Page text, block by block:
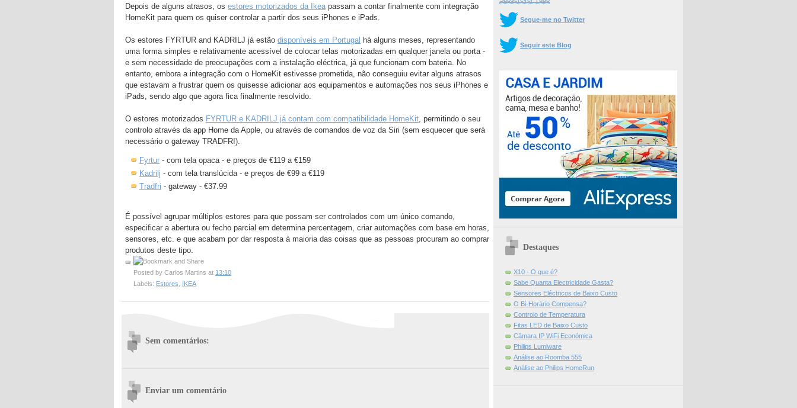
Depois de alguns atrasos, os estores motorizados da Ikeapassam a contar finalmente com integração
HomeKit para quem os quiser controlar a partir dos seus iPhones e iPads.
Os estores FYRTUR and KADRILJ já estão disponíveis em Portugal há alguns meses, representando
uma forma simples e relativamente acessível de colocar telas motorizadas em qualquer janela ou porta -
e sem necessidade de preocupações com a instalação eléctrica, já que funcionam com bateria. No
entanto, embora a integração com o HomeKit estivesse prometida, não conseguiu evitar alguns atrasos
que estavam a frustrar quem os quisesse adicionar aos equipamentos e automações nos seus iPhones e
iPads, sendo algo que agora fica finalmente resolvido.
O estores motorizados FYRTUR e KADRILJ já contam com compatibilidade HomeKit, permitindo o seu
controlo através da app Home da Apple, ou através de comandos de voz da Siri (sem esquecer que será
necessário o gateway TRADFRI).
Fyrtur - com tela opaca - e preços de €119 a €159
Kadrilj - com tela translúcida - e preços de €99 a €119
Tradfri - gateway - €37.99
É possível agrupar múltiplos estores para que possam ser controlados com um único comando,
especificar a abertura ou fecho parcial em determina percentagem, criar automações com base em horas,
sensores, etc. e que acabam por dar resposta à maioria das coisas que as pessoas procuram ao comprar
produtos deste tipo.
Posted by Carlos Martins at 13:10
Labels: Estores, IKEA
Sem comentários:
Enviar um comentário
Segue-me no Twitter
Seguir este Blog
Destaques
X10 - O que é?
Sabe Quanta Electricidade Gasta?
Sensores Eléctricos de Baixo Custo
O Bi-Horário Compensa?
Controlo de Temperatura
Fitas LED de Baixo Custo
Câmara IP WiFi Económica
Philips Lumiware
Análise ao Roomba 555
Análise ao Philips HomeRun